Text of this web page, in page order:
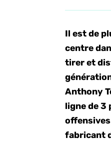
Il est de
centre
tirer et
Anthony
ligne de 3
fabricant